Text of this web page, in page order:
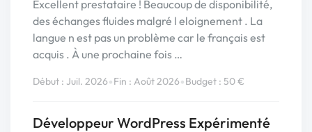
Excellent prestataire ! Beaucoup de disponibilité,
des échanges fluides malgré l eloignement . La
langue n est pas un problème car le français est
acquis . À une prochaine fois …
Début : Juil. 2026•Fin : Août 2026•Budget : 50 €
Développeur WordPress Expérimenté